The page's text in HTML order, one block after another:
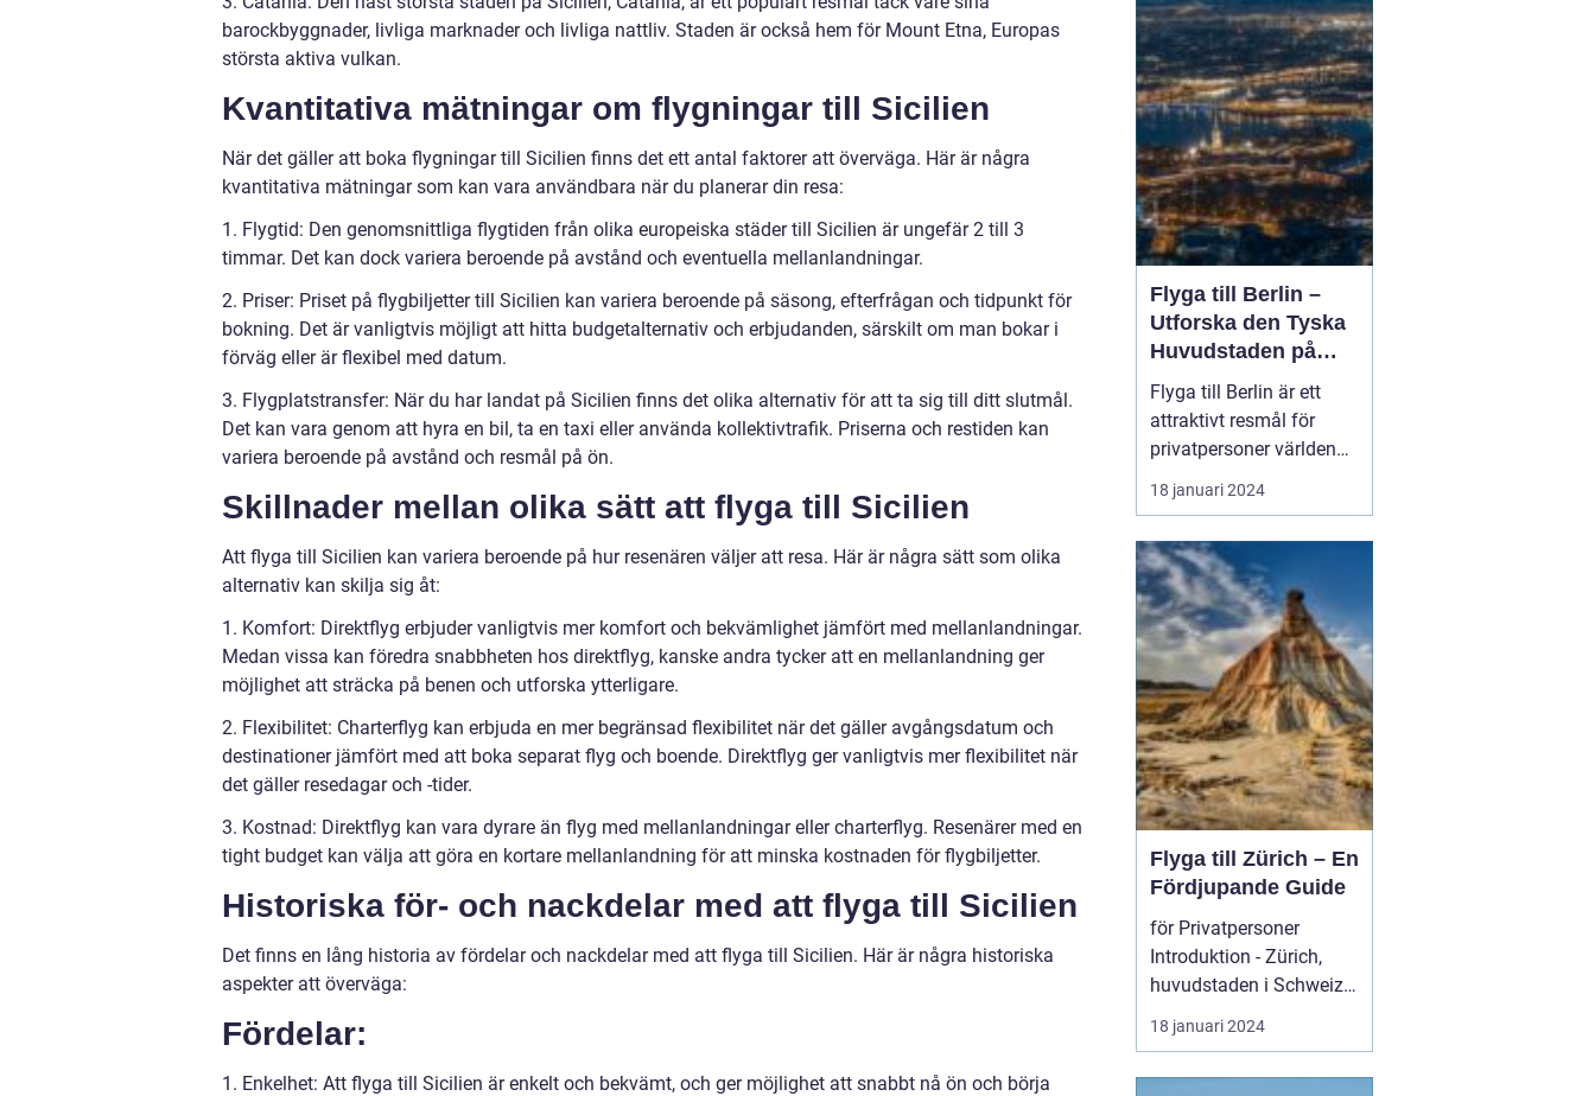
barockbyggnader, livliga marknader och livliga nattliv. Staden är också hem för Mount Etna, Europas
största aktiva vulkan.
Kvantitativa mätningar om flygningar till Sicilien
När det gäller att boka flygningar till Sicilien finns det ett antal faktorer att överväga. Här är några
kvantitativa mätningar som kan vara användbara när du planerar din resa:
1. Flygtid: Den genomsnittliga flygtiden från olika europeiska städer till Sicilien är ungefär 2 till 3
timmar. Det kan dock variera beroende på avstånd och eventuella mellanlandningar.
2. Priser: Priset på flygbiljetter till Sicilien kan variera beroende på säsong, efterfrågan och tidpunkt för
bokning. Det är vanligtvis möjligt att hitta budgetalternativ och erbjudanden, särskilt om man bokar i
förväg eller är flexibel med datum.
3. Flygplatstransfer: När du har landat på Sicilien finns det olika alternativ för att ta sig till ditt slutmål.
Det kan vara genom att hyra en bil, ta en taxi eller använda kollektivtrafik. Priserna och restiden kan
variera beroende på avstånd och resmål på ön.
Skillnader mellan olika sätt att flyga till Sicilien
Att flyga till Sicilien kan variera beroende på hur resenären väljer att resa. Här är några sätt som olika
alternativ kan skilja sig åt:
1. Komfort: Direktflyg erbjuder vanligtvis mer komfort och bekvämlighet jämfört med mellanlandningar.
Medan vissa kan föredra snabbheten hos direktflyg, kanske andra tycker att en mellanlandning ger
möjlighet att sträcka på benen och utforska ytterligare.
2. Flexibilitet: Charterflyg kan erbjuda en mer begränsad flexibilitet när det gäller avgångsdatum och
destinationer jämfört med att boka separat flyg och boende. Direktflyg ger vanligtvis mer flexibilitet när
det gäller resedagar och -tider.
3. Kostnad: Direktflyg kan vara dyrare än flyg med mellanlandningar eller charterflyg. Resenärer med en
tight budget kan välja att göra en kortare mellanlandning för att minska kostnaden för flygbiljetter.
Historiska för- och nackdelar med att flyga till Sicilien
Det finns en lång historia av fördelar och nackdelar med att flyga till Sicilien. Här är några historiska
aspekter att överväga:
Fördelar:
1. Enkelhet: Att flyga till Sicilien är enkelt och bekvämt, och ger möjlighet att snabbt nå ön och börja
populärt val för skolr...
Flyga till Berlin –
Utforska den Tyska
Huvudstaden på
Nära Håll
Flyga till Berlin är ett
attraktivt resmål för
privatpersoner världen
över. Staden i sig bjuder
på en rik historia,
många sevärdheter. I
denna artikel kommer vi
att ge dig en grundlig
översikt över att resa till
Berlin, presenter...
18 januari 2024
Flyga till Zürich – En
Fördjupande Guide
för Privatpersoner
Introduktion - Zürich,
huvudstaden i Schweiz,
är inte bara känt för s...
18 januari 2024